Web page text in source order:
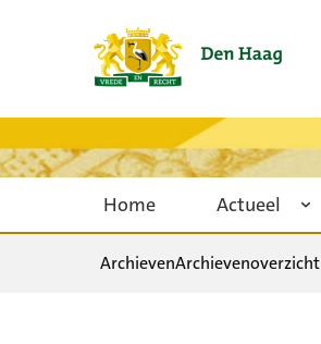
Home Actueel
ArchievenArchievenoverzicht